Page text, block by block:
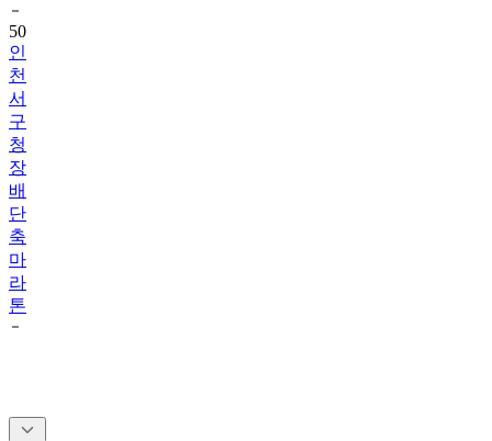
50
인
천
서
구
청
장
배
단
축
마
라
톤